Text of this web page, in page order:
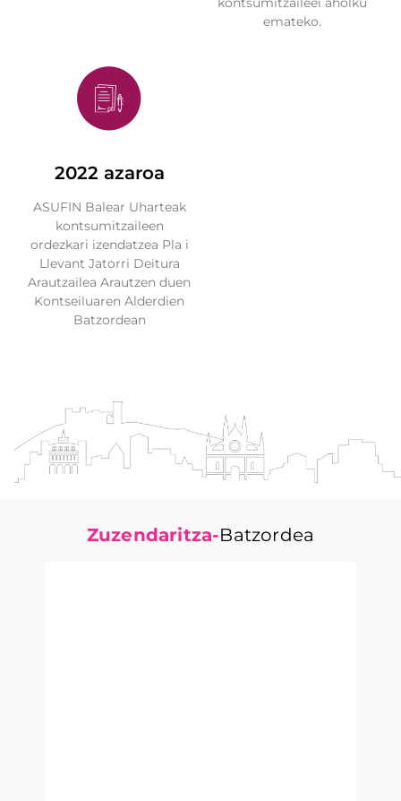
emateko.
2022 azaroa
ASUFIN Balear Uharteak
kontsumitzaileen
ordezkari izendatzea Pla i
Llevant Jatorri Deitura
Arautzailea Arautzen duen
Kontseiluaren Alderdien
Batzordean
Zuzendaritza-Batzordea